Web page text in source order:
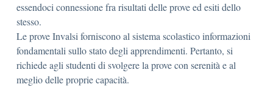
essendoci connessione fra risultati delle prove ed esiti dello
stesso.
Le prove Invalsi forniscono al sistema scolastico informazioni
fondamentali sullo stato degli apprendimenti. Pertanto, si
richiede agli studenti di svolgere la prove con serenità e al
meglio delle proprie capacità.